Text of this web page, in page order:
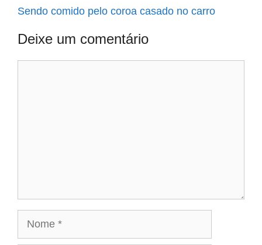
Sendo comido pelo coroa casado no carro
Deixe um comentário